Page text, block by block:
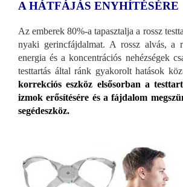
A HÁTFÁJÁS ENYHÍTÉSÉRE
Az emberek 80%-a tapasztalja a rossz
nyaki gerincfájdalmat. A rossz alvás, a
energia és a koncentrációs nehézségek
testtartás által ránk gyakorolt hatások
korrekciós eszköz elsősorban a
izmok erősítésére és a fájdalom
segédeszköz.